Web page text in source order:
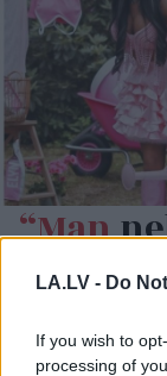
LA.LV - Do
If you wish to
processing of
“Man
atklāti